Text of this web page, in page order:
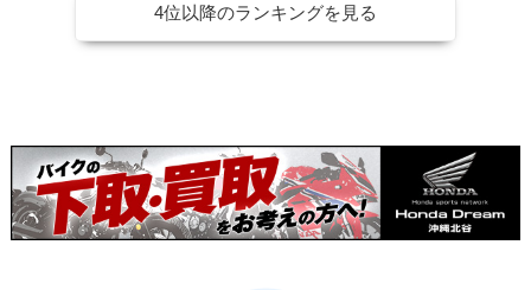
4位以降のランキングを見る